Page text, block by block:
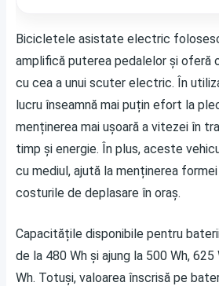
Bicicletele asistate electric
amplifică puterea pedalelor și oferă
cu cea a unui scuter electric. În
lucru înseamnă mai puțin efort la
menținerea mai ușoară a vitezei în
timp și energie. În plus, aceste
cu mediul, ajută la menținerea
costurile de deplasare în oraș.
Capacitățile disponibile pentru
de la 480 Wh și ajung la 500 Wh,
Wh. Totuși, valoarea înscrisă pe